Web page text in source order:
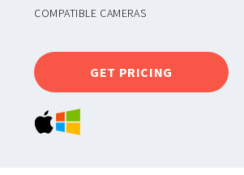
COMPATIBLE CAMERAS
GET PRICING